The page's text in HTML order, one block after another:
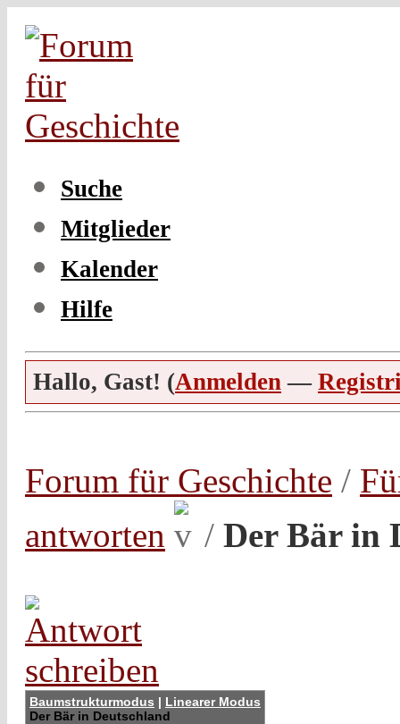
Suche
Mitglieder
Kalender
Hilfe
Hallo, Gast! (Anmelden —
Forum für Geschichte /
antworten
/ Der Bär in
Baumstrukturmodus | Linearer Modus
Der Bär in Deutschland